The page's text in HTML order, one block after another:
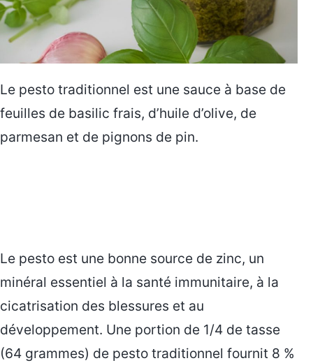
Le pesto traditionnel est une sauce à base de
feuilles de basilic frais, d’huile d’olive, de
parmesan et de pignons de pin.
Le pesto est une bonne source de zinc, un
minéral essentiel à la santé immunitaire, à la
cicatrisation des blessures et au
développement. Une portion de 1/4 de tasse
(64 grammes) de pesto traditionnel fournit 8 %